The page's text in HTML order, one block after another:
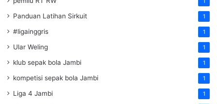
Panduan Latihan Sirkuit 1
#ligainggris 1
Ular Weling 1
klub sepak bola Jambi 1
kompetisi sepak bola Jambi 1
Liga 4 Jambi 1